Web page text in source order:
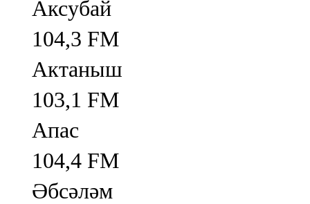
Аксубай
104,3 FM
Актаныш
103,1 FM
Апас
104,4 FM
Әбсәләм